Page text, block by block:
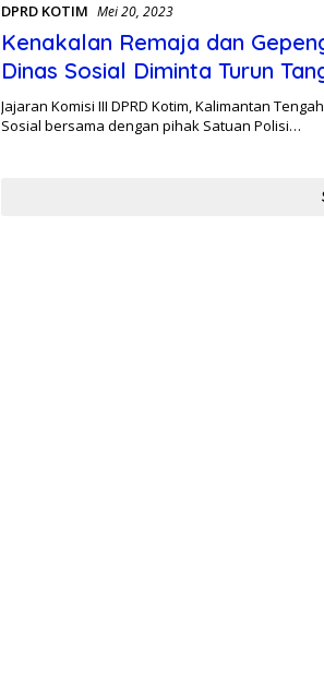
DPRD KOTIM Mei 20, 2023
Kenakalan Remaja dan
Dinas Sosial Diminta Turun
Jajaran Komisi III DPRD Kotim, Kalimantan
Sosial bersama dengan pihak Satuan Polisi…